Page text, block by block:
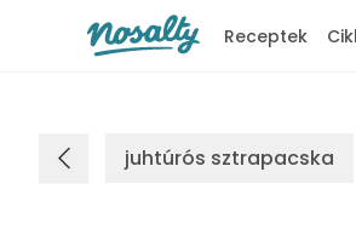
Receptek
juhtúrós sztrapacska